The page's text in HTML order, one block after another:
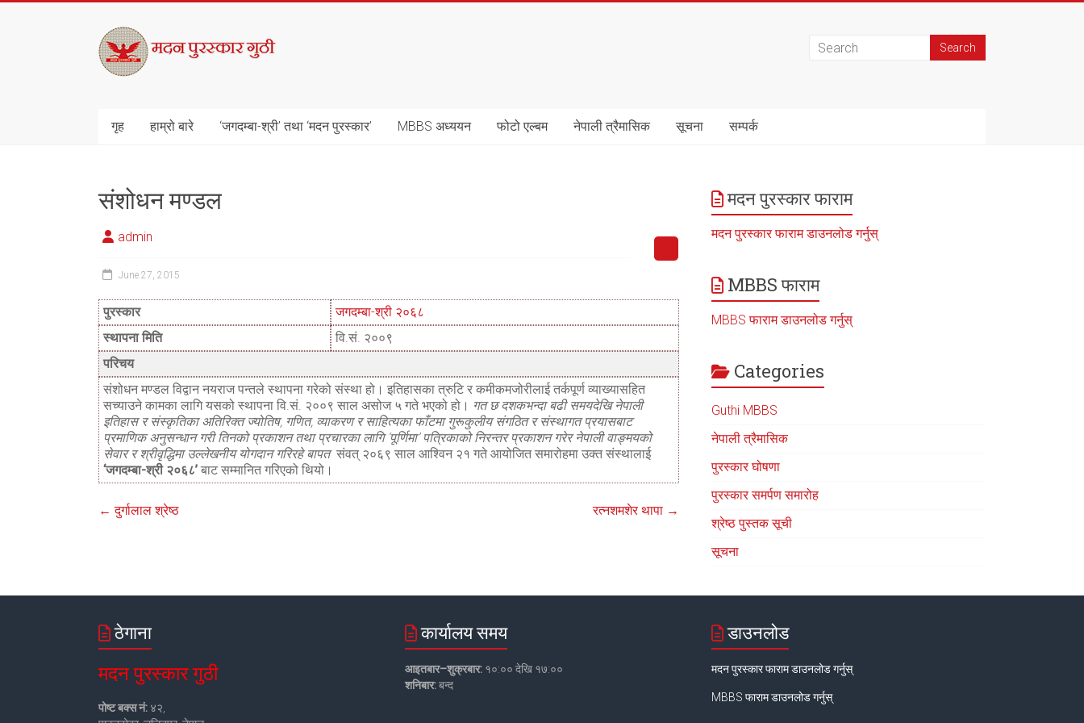
मदन
पुरस्कार
गुठी
गृह हाम्रो बारे ‘जगदम्बा-श्री’ तथा ‘मदन पुरस्कार’ MBBS अध्ययन फोटो एल्बम नेपाली त्रैमासिक सूचना सम्पर्क
संशोधन मण्डल
admin
June 27, 2015
पुरस्कार
जगदम्बा-श्री २०६८
स्थापना मिति
वि.सं. २००९
परिचय
संशोधन मण्डल विद्वान नयराज पन्तले स्थापना गरेको संस्था हो। इतिहासका त्रुटि र कमीकमजोरीलाई तर्कपूर्ण व्याख्यासहित
सच्याउने कामका लागि यसको स्थापना वि.सं. २००९ साल असोज ५ गते भएको हो। गत छ दशकभन्दा बढी समयदेखि नेपाली
इतिहास र संस्कृतिका अतिरिक्त ज्योतिष, गणित, व्याकरण र साहित्यका फाँटमा गुरूकुलीय संगठित र संस्थागत प्रयासबाट
प्रमाणिक अनुसन्धान गरी तिनको प्रकाशन तथा प्रचारका लागि ‘पूर्णिमा’ पत्रिकाको निरन्तर प्रकाशन गरेर नेपाली वाङ्मयको
सेवार र श्रीवृद्धिमा उल्लेखनीय योगदान गरिरहे बापतसंवत् २०६९ साल आश्विन २१ गते आयोजित समारोहमा उक्त संस्थालाई
‘जगदम्बा-श्री २०६८’ बाट सम्मानित गरिएको थियो।
← दुर्गालाल श्रेष्ठ रत्नशमशेर थापा →
मदन पुरस्कार फाराम
मदन पुरस्कार फाराम डाउनलोड गर्नुस्
MBBS फाराम
MBBS फाराम डाउनलोड गर्नुस्
Categories
Guthi MBBS
नेपाली त्रैमासिक
पुरस्कार घोषणा
पुरस्कार समर्पण समारोह
श्रेष्ठ पुस्तक सूची
सूचना
ठेगाना
मदन पुरस्कार गुठी
पोष्ट बक्स नं: ४२,
कार्यालय समय
आइतबार–शुक्रबार:१०:०० देखि १७:००
शनिबार:बन्द
डाउनलोड
मदन पुरस्कार फाराम डाउनलोड गर्नुस्
MBBS फाराम डाउनलोड गर्नुस्